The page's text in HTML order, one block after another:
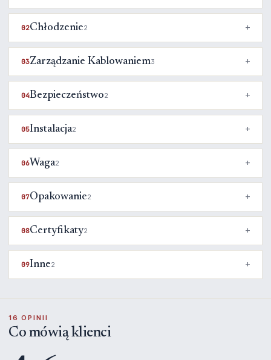
02Chłodzenie2
03Zarządzanie Kablowaniem3
04Bezpieczeństwo2
05Instalacja2
06Waga2
07Opakowanie2
08Certyfikaty2
09Inne2
16 OPINII
Co mówią klienci